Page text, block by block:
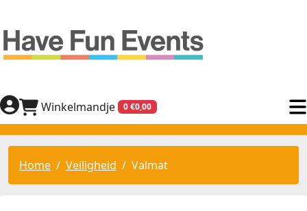
Winkelmandje 0 €0,00
Home Veiligheid Valmat